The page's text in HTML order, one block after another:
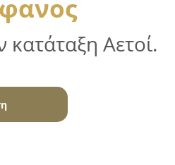
Αετοί.